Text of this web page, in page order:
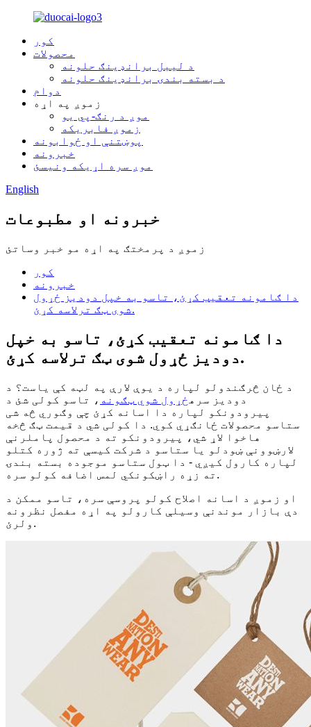
کور
محصولات
د لیبل برانډینګ حلونه
د بسته بندۍ برانډینګ حلونه
دوام
زموږ په اړه
موږ د رنګ-پي یو
زموږ فابریکه
پوښتنې او ځوابونه
خبرونه
موږ سره اړیکه ونیسئ
English
خبرونه او مطبوعات
زموږ د پرمختګ په اړه مو خبر وساتئ
کور
خبرونه
دا ګامونه تعقیب کړئ، تاسو به خپل دودیز ځړول
شوی ټګ ترلاسه کړئ.
دا ګامونه تعقیب کړئ، تاسو به خپل
دودیز ځړول شوی ټګ ترلاسه کړئ.
د ځان څرګندولو لپاره د یوې لارې په لټه کې یاست؟ د
دودیز سره ځړول شوي ټګونه ، تاسو کولی شئ د
پیرودونکو لپاره دا اسانه کړئ چې وګوري څه شی
ستاسو محصولات ځانګړي کوي. دا کولی شي د قیمت ټګ څخه
هاخوا لاړ شي، پیرودونکو ته د محصول پاملرنې
لارښوونې ښودلو یا ستاسو د شرکت کیسې ته ژوره کتلو
لپاره کارول کیږي - دا ټول ستاسو موجوده بسته بندۍ
ته زړه راښکونکي لمس اضافه کولو سره.
او زموږ د اسانه اصلاح کولو پروسې سره، تاسو ممکن د
دې بازار موندنې وسیلې کارولو په اړه مفصل نظرونه
ولرئ.